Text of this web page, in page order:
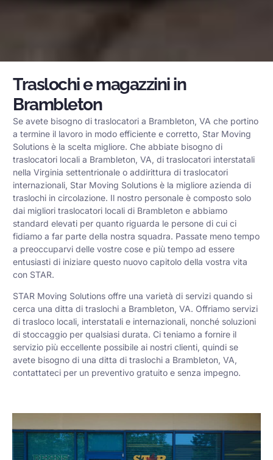
Traslochi e magazzini in
Brambleton
Se avete bisogno di traslocatori a Brambleton, VA che portino
a termine il lavoro in modo efficiente e corretto, Star Moving
Solutions è la scelta migliore. Che abbiate bisogno di
traslocatori locali a Brambleton, VA, di traslocatori interstatali
nella Virginia settentrionale o addirittura di traslocatori
internazionali, Star Moving Solutions è la migliore azienda di
traslochi in circolazione. Il nostro personale è composto solo
dai migliori traslocatori locali di Brambleton e abbiamo
standard elevati per quanto riguarda le persone di cui ci
fidiamo a far parte della nostra squadra. Passate meno tempo
a preoccuparvi delle vostre cose e più tempo ad essere
entusiasti di iniziare questo nuovo capitolo della vostra vita
con STAR.
STAR Moving Solutions offre una varietà di servizi quando si
cerca una ditta di traslochi a Brambleton, VA. Offriamo servizi
di trasloco locali, interstatali e internazionali, nonché soluzioni
di stoccaggio per qualsiasi durata. Ci teniamo a fornire il
servizio più eccellente possibile ai nostri clienti, quindi se
avete bisogno di una ditta di traslochi a Brambleton, VA,
contattateci per un preventivo gratuito e senza impegno.